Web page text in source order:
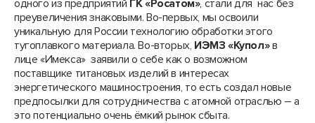
одного из предприятий ГК «Росатом», стали для нас без
преувеличения знаковыми. Во-первых, мы освоили
уникальную для России технологию обработки этого
тугоплавкого материала. Во-вторых, ИЭМЗ «Купол»в
лице «Имекса» заявили о себе как о возможном
поставщике титановых изделий в интересах
энергетического машиностроения, то есть создал новые
предпосылки для сотрудничества с атомной отраслью – а
это потенциально очень ёмкий рынок сбыта.